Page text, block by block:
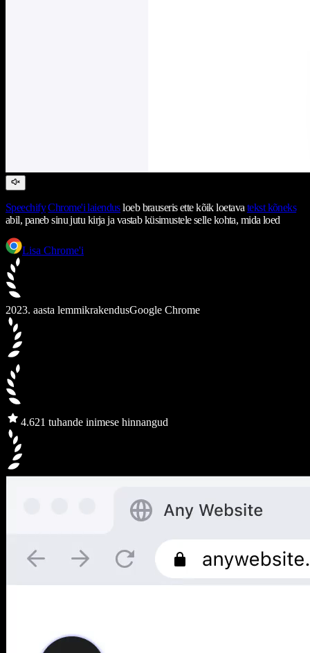
Speechify Chrome'i laiendusloeb brauseris ette kõik loetava tekst kõneks
abil, paneb sinu jutu kirja ja vastab küsimustele selle kohta, mida loed
Lisa Chrome'i
2023. aasta lemmikrakendusGoogle Chrome
4.621 tuhande inimese hinnangud